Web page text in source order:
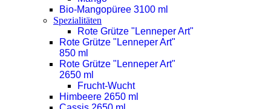
Bio-Mangopüree 3100 ml
Spezialitäten
Rote Grütze "Lenneper Art"
Rote Grütze "Lenneper Art"
850 ml
Rote Grütze "Lenneper Art"
2650 ml
Frucht-Wucht
Himbeere 2650 ml